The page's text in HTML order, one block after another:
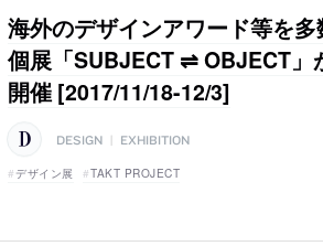
海外のデザインアワード等を多
個展「SUBJECT ⇌ OBJECT」
開催 [2017/11/18-12/3]
DESIGN | EXHIBITION
デザイン展 TAKT PROJECT